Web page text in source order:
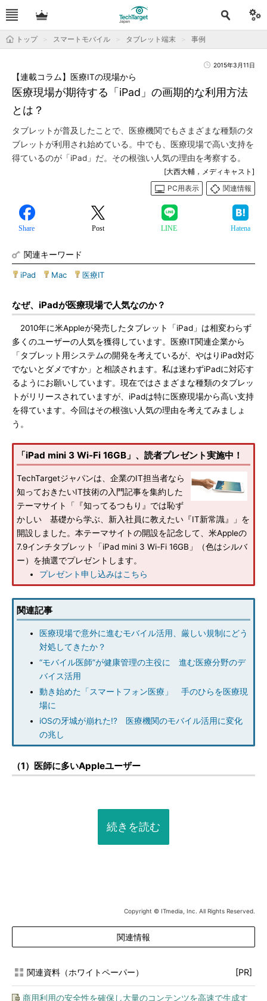
トップ スマートモバイル タブレット端末 事例
2015年3月11日
医療現場が期待する「iPad」の画期的な利用方法
とは？
【連載コラム】医療ITの現場から
タブレットが普及したことで、医療機関でもさまざまな種類のタ
ブレットが利用され始めている。中でも、医療現場で高い支持を
得ているのが「iPad」だ。その根強い人気の理由を考察する。
[大西大輔，メディキャスト]
PC用表示
関連情報
Share Post LINE Hatena
関連キーワード
iPad Mac 医療IT
なぜ、iPadが医療現場で人気なのか？
2010年に米Appleが発売したタブレット「iPad」は相変わらず
多くのユーザーの人気を獲得しています。医療IT関連企業から
「タブレット用システムの開発を考えているが、やはりiPad対応
でないとダメですか」と相談されます。私は迷わずiPadに対応す
るようにお願いしています。現在ではさまざまな種類のタブレッ
トがリリースされていますが、iPadは特に医療現場から高い支持
を得ています。今回はその根強い人気の理由を考えてみましょ
う。
「iPad mini 3 Wi-Fi 16GB」、読者プレゼント実施中！
TechTargetジャパンは、企業のIT担当者なら
知っておきたいIT技術の入門記事を集約した
テーマサイト「『知ってるつもり』では恥ず
かしい 基礎から学ぶ、新入社員に教えたい『IT新常識』」を
開設しました。本テーマサイトの開設を記念して、米Appleの
7.9インチタブレット「iPad mini 3 Wi-Fi 16GB」（色はシルバ
ー）を抽選でプレゼントします。
プレゼント申し込みはこちら
関連記事
医療現場で意外に進むモバイル活用、厳しい規制にどう
対処してきたか？
“モバイル医師”が健康管理の主役に 進む医療分野のデ
バイス活用
動き始めた「スマートフォン医療」 手のひらを医療現
場に
iOSの牙城が崩れた!? 医療機関のモバイル活用に変化
の兆し
（1）医師に多いAppleユーザー
続きを読む
Copyright © ITmedia, Inc. All Rights Reserved.
関連情報
関連資料（ホワイトペーパー） [PR]
商用利用の安全性を確保し大量のコンテンツを高速で生成す